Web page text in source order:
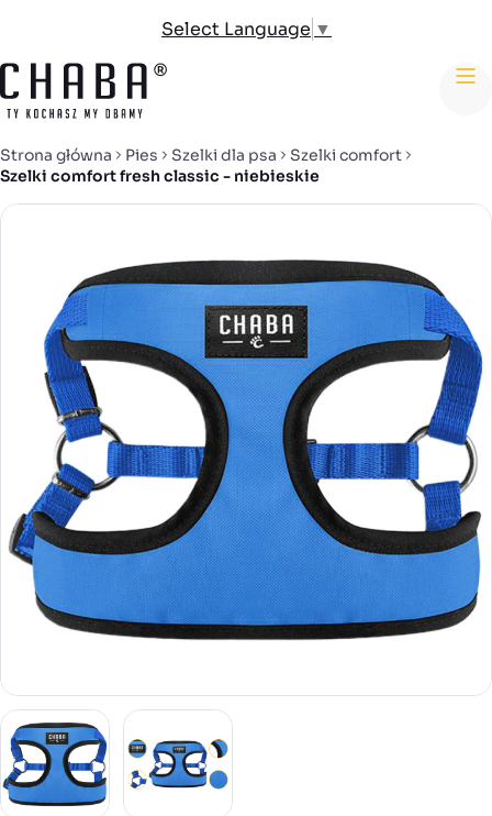
Select Language ▼
Strona główna Pies Szelki dla psa
Szelki comfort
Szelki comfort fresh classic - niebieskie